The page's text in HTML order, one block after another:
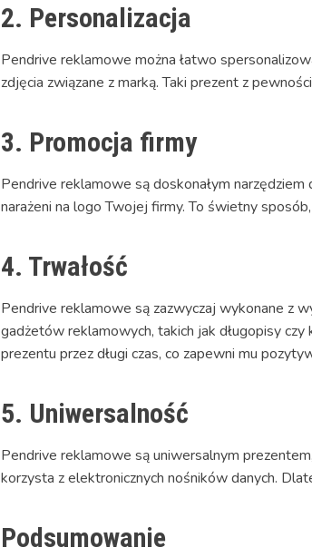
2. Personalizacja
Pendrive reklamowe można łatwo
zdjęcia związane z marką. Taki prezent z
3. Promocja firmy
Pendrive reklamowe są doskonałym
narażeni na logo Twojej firmy. To świetny
4. Trwałość
Pendrive reklamowe są zazwyczaj wykonane z
gadżetów reklamowych, takich jak długopisy
prezentu przez długi czas, co zapewni mu
5. Uniwersalność
Pendrive reklamowe są uniwersalnym
korzysta z elektronicznych nośników danych.
Podsumowanie